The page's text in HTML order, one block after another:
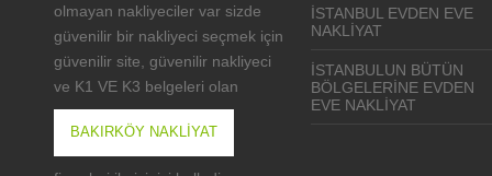
olmayan nakliyeciler var sizde
güvenilir bir nakliyeci seçmek için
güvenilir site, güvenilir nakliyeci
ve K1 VE K3 belgeleri olan
BAKIRKÖY NAKLIYAT
ISTANBUL EVDEN EVE
NAKLIYAT
ISTANBULUN BÜTÜN
BÖLGELERINE EVDEN
EVE NAKLIYAT